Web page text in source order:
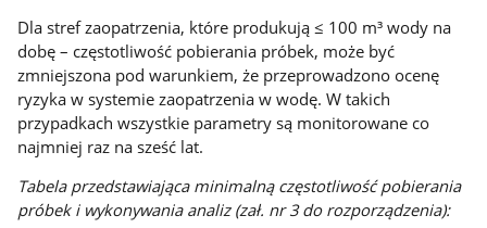
Dla stref zaopatrzenia, które produkują ≤ 100 m³ wody na
dobę – częstotliwość pobierania próbek, może być
zmniejszona pod warunkiem, że przeprowadzono ocenę
ryzyka w systemie zaopatrzenia w wodę. W takich
przypadkach wszystkie parametry są monitorowane co
najmniej raz na sześć lat.
Tabela przedstawiająca minimalną częstotliwość pobierania
próbek i wykonywania analiz (zał. nr 3 do rozporządzenia):